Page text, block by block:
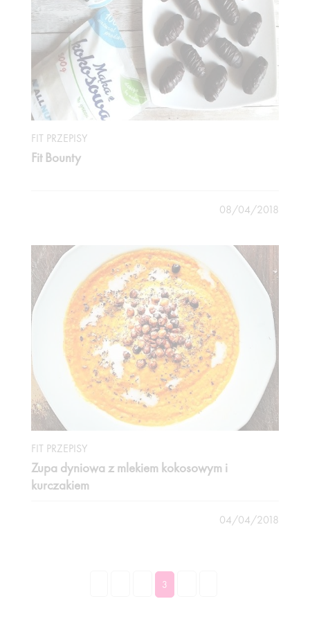
FIT PRZEPISY
Fit Bounty
08/04/2018
FIT PRZEPISY
Zupa dyniowa z mlekiem kokosowym i
kurczakiem
04/04/2018
3